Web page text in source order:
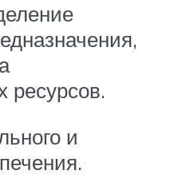
ресурсов.
и